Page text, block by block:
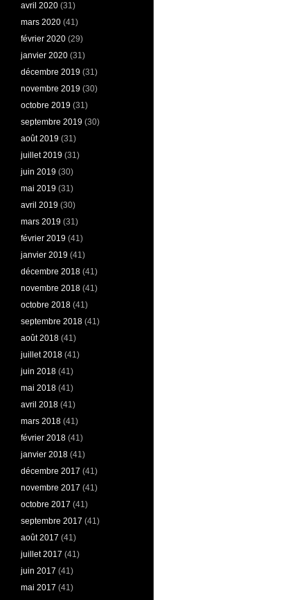
avril 2020 (31)
mars 2020 (41)
février 2020 (29)
janvier 2020 (31)
décembre 2019 (31)
novembre 2019 (30)
octobre 2019 (31)
septembre 2019 (30)
août 2019 (31)
juillet 2019 (31)
juin 2019 (30)
mai 2019 (31)
avril 2019 (30)
mars 2019 (31)
février 2019 (41)
janvier 2019 (41)
décembre 2018 (41)
novembre 2018 (41)
octobre 2018 (41)
septembre 2018 (41)
août 2018 (41)
juillet 2018 (41)
juin 2018 (41)
mai 2018 (41)
avril 2018 (41)
mars 2018 (41)
février 2018 (41)
janvier 2018 (41)
décembre 2017 (41)
novembre 2017 (41)
octobre 2017 (41)
septembre 2017 (41)
août 2017 (41)
juillet 2017 (41)
juin 2017 (41)
mai 2017 (41)